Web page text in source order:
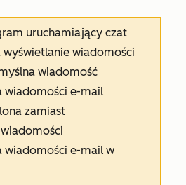
uruchamiający czat
wyświetlanie wiadomości
wiadomość
wiadomości e-mail
zamiast
wiadomości
wiadomości e-mail w